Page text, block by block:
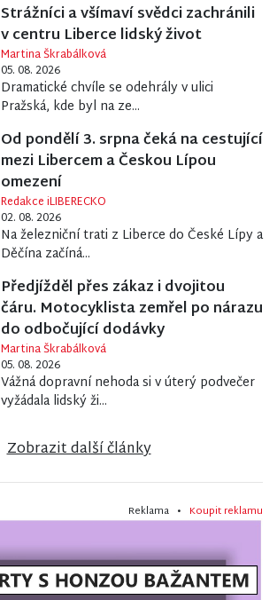
Strážníci a všímaví svědci zachránili
v centru Liberce lidský život
Martina Škrabálková
05. 08. 2026
Dramatické chvíle se odehrály v ulici
Pražská, kde byl na ze...
Od pondělí 3. srpna čeká na cestující
mezi Libercem a Českou Lípou
omezení
Redakce iLIBERECKO
02. 08. 2026
Na železniční trati z Liberce do České Lípy a
Děčína začíná...
Předjížděl přes zákaz i dvojitou
čáru. Motocyklista zemřel po nárazu
do odbočující dodávky
Martina Škrabálková
05. 08. 2026
Vážná dopravní nehoda si v úterý podvečer
vyžádala lidský ži...
Zobrazit další články
Reklama • Koupit reklamu